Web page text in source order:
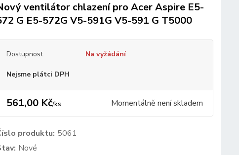
ventilátor chlazení pro Acer Aspire E5-
G E5-572G V5-591G V5-591 G T5000
Dostupnost Na vyžádání
Nejsme plátci DPH
561,00 Kč/ks Momentálně není skladem
produktu: 5061
Nové